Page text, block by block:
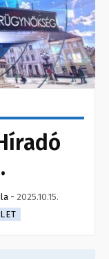
- 2025.10.15.